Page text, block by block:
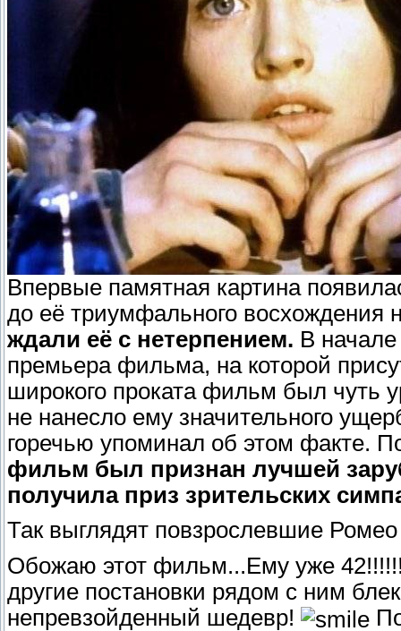
Впервые памятная картина
до её триумфального восхождения
ждали её с нетерпением. В начале
премьера фильма, на которой
широкого проката фильм был чуть
не нанесло ему значительного
горечью упоминал об этом факте.
фильм был признан лучшей
получила приз зрительских
Так выглядят повзрослевшие
Обожаю этот фильм...Ему уже
другие постановки рядом с ним
непревзойденный шедевр!